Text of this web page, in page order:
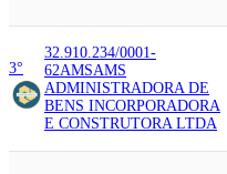
3°
32.910.234/0001-
62AMSAMS
ADMINISTRADORA DE
BENS INCORPORADORA
E CONSTRUTORA LTDA